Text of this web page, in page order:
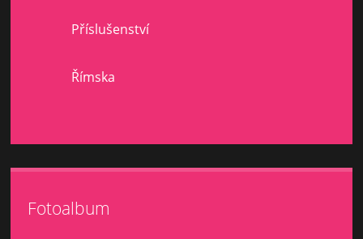
Příslušenství
Římska
Fotoalbum